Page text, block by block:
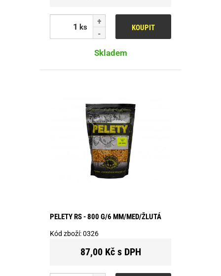
ks KOUPIT
Skladem
PELETY RS - 800 G/6 MM/MED/ŽLUTÁ
Kód zboží:0326
87,00 Kč s DPH